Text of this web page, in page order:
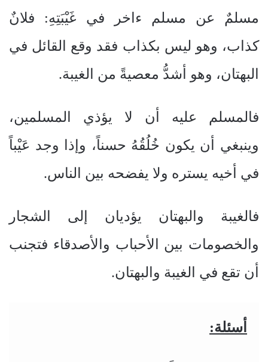
مسلمٌ عن مسلم ءاخر في غَيْبَتِهِ: فلانٌ
كذاب، وهو ليس بكذاب فقد وقع القائل في
البهتان، وهو أشدُّ معصيةً من الغيبة.
فالمسلم عليه أن لا يؤذي المسلمين،
وينبغي أن يكون خُلُقُهُ حسناً، وإذا وجد عَيْباً
في أخيه يستره ولا يفضحه بين الناس.
فالغيبة والبهتان يؤديان إلى الشجار
والخصومات بين الأحباب والأصدقاء فتجنب
أن تقع في الغيبة والبهتان.
أسئلة: